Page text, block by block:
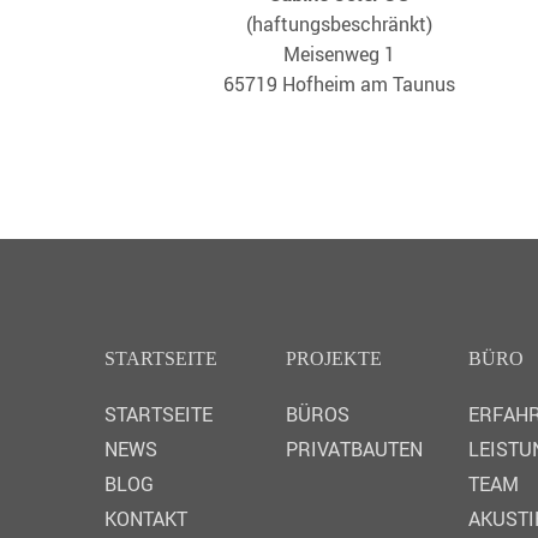
(haftungsbeschränkt)
Meisenweg 1
65719 Hofheim am Taunus
STARTSEITE
STARTSEITE
NEWS
BLOG
KONTAKT
PROJEKTE
BÜROS
PRIVATBAUTEN
BÜRO
TEAM